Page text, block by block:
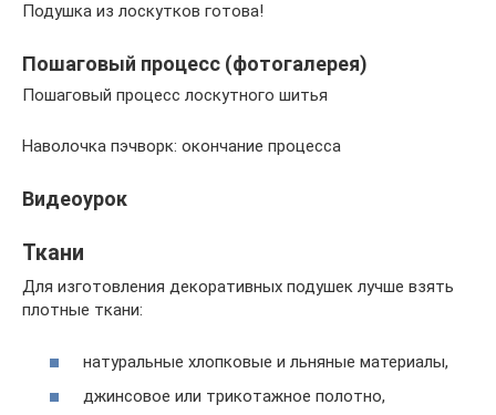
Подушка из лоскутков готова!
Пошаговый процесс (фотогалерея)
Пошаговый процесс лоскутного шитья
Наволочка пэчворк: окончание процесса
Видеоурок
Ткани
Для изготовления декоративных подушек лучше взять
плотные ткани:
натуральные хлопковые и льняные материалы,
джинсовое или трикотажное полотно,